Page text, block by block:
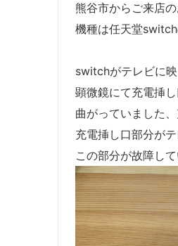
熊谷市からご来店
機種は任天堂switch
switchがテレビに映
顕微鏡にて充電挿
曲がっていました
充電挿し口部分が
この部分が故障し